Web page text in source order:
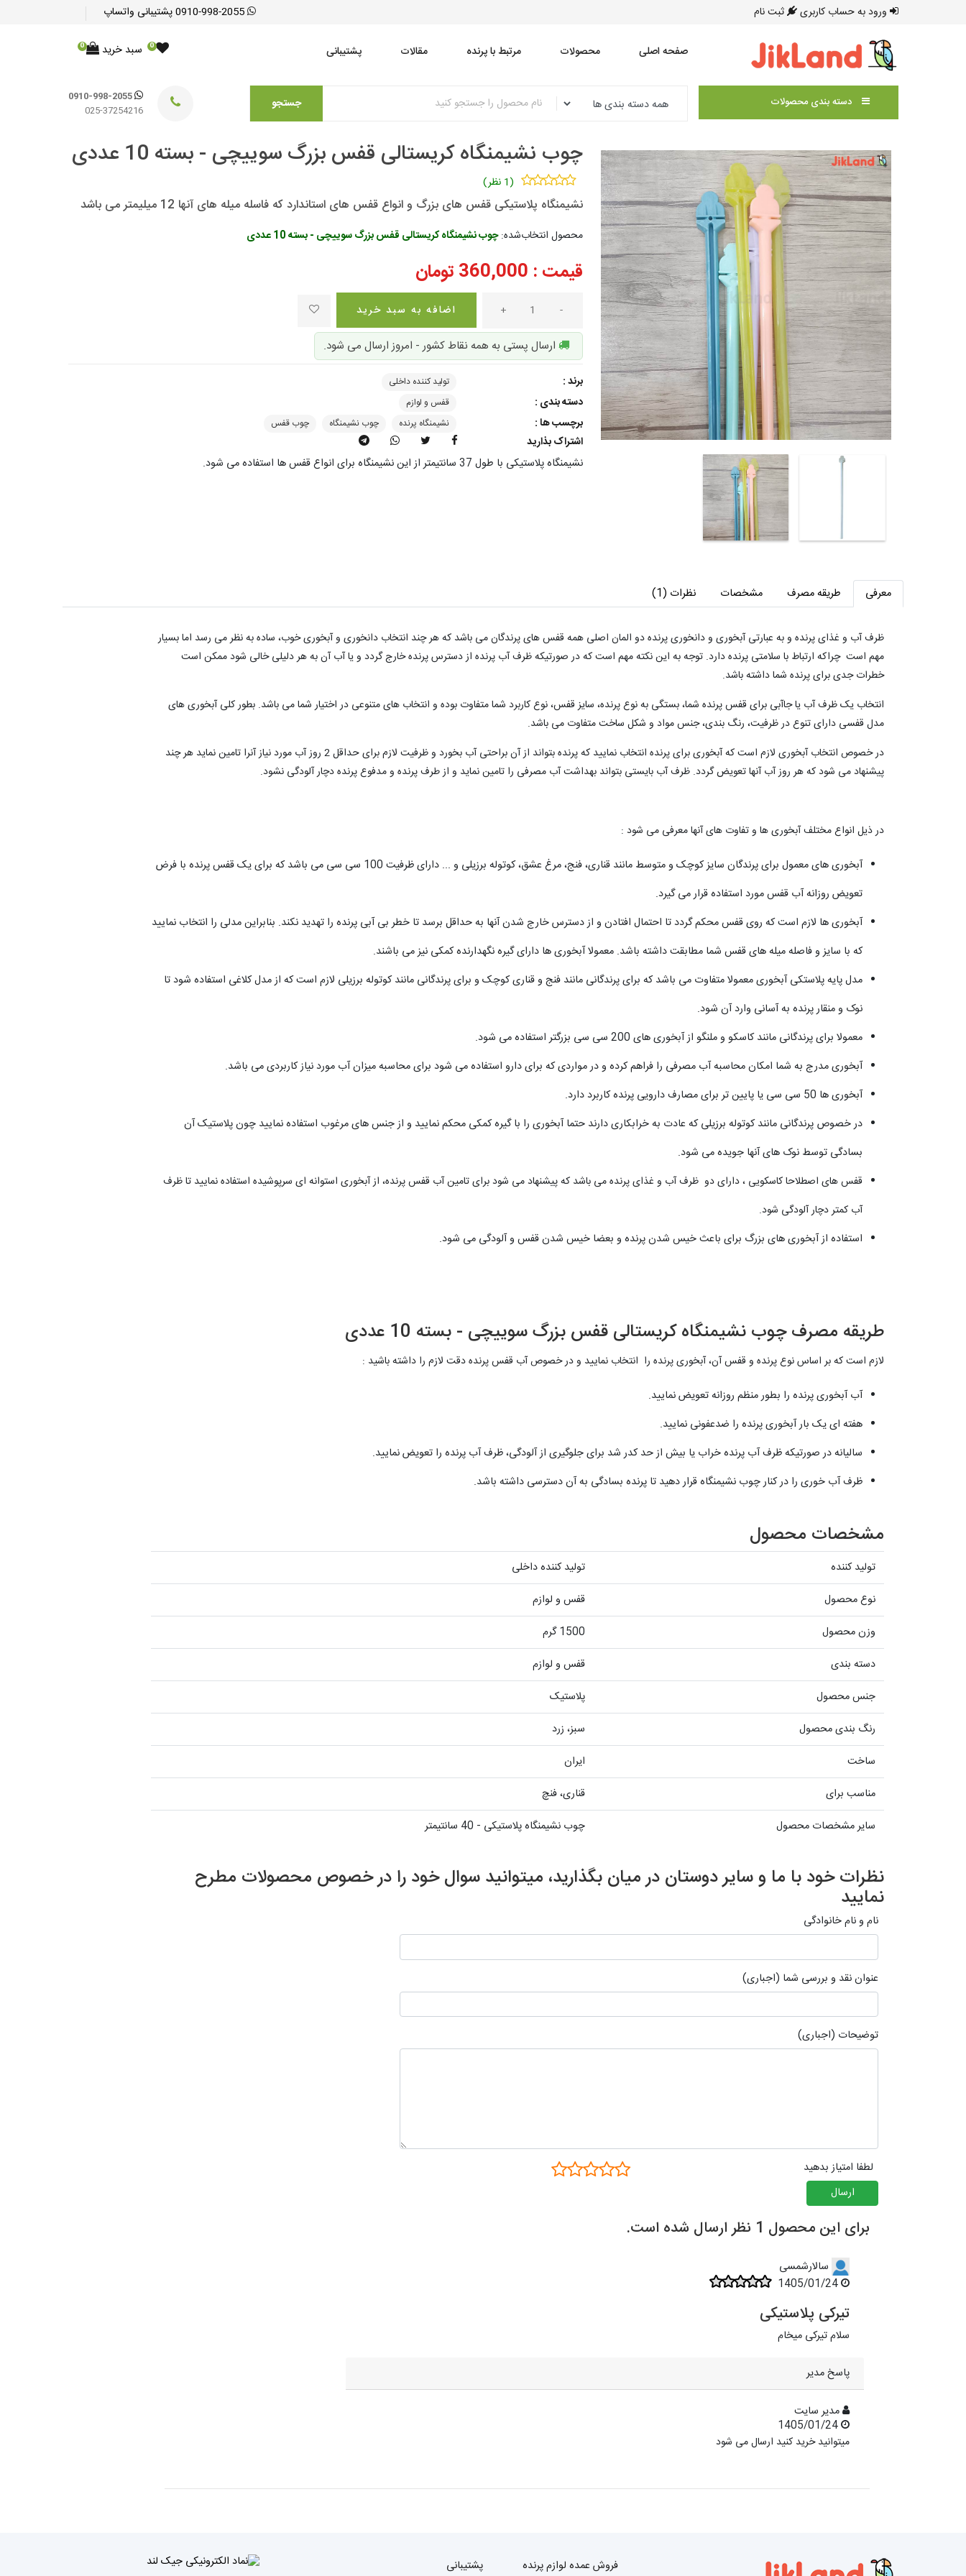
ورود به حساب کاربری ثبت نام 0910-998-2055پشتیبانی واتساپ
صفحه اصلی محصولات مرتبط با پرنده مقالات پشتیبانی 0 سبد خرید 0
دسته بندی محصولات جستجو
0910-998-2055
025-37254216
چوب نشیمنگاه کریستالی قفس بزرگ سوییچی - بسته 10 عددی
(1 نظر)
نشیمنگاه پلاستیکی قفس های بزرگ و انواع قفس های استاندارد که فاسله میله های آنها 12 میلیمتر می باشد
محصول انتخاب‌شده:چوب نشیمنگاه کریستالی قفس بزرگ سوییچی - بسته 10 عددی
قیمت : 360,000 تومان
-
+ اضافه به سبد خرید
ارسال پستی به همه نقاط کشور - امروز ارسال می شود.
برند : تولید کننده داخلی
دسته بندی : قفس و لوازم
برچسب ها : نشیمنگاه پرنده چوب نشیمنگاه چوب قفس
اشتراک بذارید
نشیمنگاه پلاستیکی با طول 37 سانتیمتر از این نشیمنگاه برای انواع قفس ها استفاده می شود.
معرفی طریقه مصرف مشخصات نظرات (1)
ظرف آب و غذای پرنده و به عبارتی آبخوری و دانخوری پرنده دو المان اصلی همه قفس های پرندگان می باشد که هر چند انتخاب دانخوری و آبخوری خوب، ساده به نظر می رسد اما بسیار
مهم است چراکه ارتباط با سلامتی پرنده دارد. توجه به این نکته مهم است که در صورتیکه ظرف آب پرنده از دسترس پرنده خارج گردد و یا آب آن به هر دلیلی خالی شود ممکن است
خطرات جدی برای پرنده شما داشته باشد.
انتخاب یک ظرف آب یا جاآبی برای قفس پرنده شما، بستگی به نوع پرنده، سایز قفس، نوع کاربرد شما متفاوت بوده و انتخاب های متنوعی در اختیار شما می باشد. بطور کلی آبخوری های
مدل قفسی دارای تنوع در ظرفیت، رنگ بندی، جنس مواد و شکل ساخت متفاوت می باشد.
در خصوص انتخاب آبخوری لازم است که آبخوری برای پرنده انتخاب نمایید که پرنده بتواند از آن براحتی آب بخورد و ظرفیت لازم برای حداقل 2 روز آب مورد نیاز آنرا تامین نماید هر چند
پیشنهاد می شود که هر روز آب آنها تعویض گردد. ظرف آب بایستی بتواند بهداشت آب مصرفی را تامین نماید و از طرف پرنده و مدفوع پرنده دچار آلودگی نشود.
در ذیل انواع مختلف آبخوری ها و تفاوت های آنها معرفی می شود :
آبخوری های معمول برای پرندگان سایز کوچک و متوسط مانند قناری، فنج، مرغ عشق، کوتوله برزیلی و ... دارای ظرفیت 100 سی سی می باشد که برای یک قفس پرنده با فرض
تعویض روزانه آب قفس مورد استفاده قرار می گیرد.
آبخوری ها لازم است که روی قفس محکم گردد تا احتمال افتادن و از دسترس خارج شدن آنها به حداقل برسد تا خطر بی آبی پرنده را تهدید نکند. بنابراین مدلی را انتخاب نمایید
که با سایز و فاصله میله های قفس شما مطابقت داشته باشد. معمولا آبخوری ها دارای گیره نگهدارنده کمکی نیز می باشند.
مدل پایه پلاستکی آبخوری معمولا متفاوت می باشد که برای پرندگانی مانند فنج و قناری کوچک و برای پرندگانی مانند کوتوله برزیلی لازم است که از مدل کلاغی استفاده شود تا
نوک و منقار پرنده به آسانی وارد آن شود.
معمولا برای پرندگانی مانند کاسکو و ملنگو از آبخوری های 200 سی سی بزرگتر استفاده می شود.
آبخوری مدرج به شما امکان محاسبه آب مصرفی را فراهم کرده و در مواردی که برای دارو استفاده می شود برای محاسبه میزان آب مورد نیاز کاربردی می باشد.
آبخوری ها 50 سی سی یا پایین تر برای مصارف دارویی پرنده کاربرد دارد.
در خصوص پرندگانی مانند کوتوله برزیلی که عادت به خرابکاری دارند حتما آبخوری را با گیره کمکی محکم نمایید و از جنس های مرغوب استفاده نمایید چون پلاستیک آن
بسادگی توسط نوک های آنها جویده می شود.
قفس های اصطلاحا کاسکویی ، دارای دو ظرف آب و غذای پرنده می باشد که پیشنهاد می شود برای تامین آب قفس پرنده، از آبخوری استوانه ای سرپوشیده استفاده نمایید تا ظرف
آب کمتر دچار آلودگی شود.
استفاده از آبخوری های بزرگ برای باعث خیس شدن پرنده و بعضا خیس شدن قفس و آلودگی می شود.
طریقه مصرف چوب نشیمنگاه کریستالی قفس بزرگ سوییچی - بسته 10 عددی
لازم است که بر اساس نوع پرنده و قفس آن، آبخوری پرنده را انتخاب نمایید و در خصوص آب قفس پرنده دقت لازم را داشته باشید :
آب آبخوری پرنده را بطور منظم روزانه تعویض نمایید.
هفته ای یک بار آبخوری پرنده را ضدعفونی نمایید.
سالیانه در صورتیکه ظرف آب پرنده خراب یا بیش از حد کدر شد برای جلوگیری از آلودگی، ظرف آب پرنده را تعویض نمایید.
ظرف آب خوری را در کنار چوب نشیمنگاه قرار دهید تا پرنده بسادگی به آن دسترسی داشته باشد.
مشخصات محصول
تولید کننده
تولید کننده داخلی
نوع محصول
قفس و لوازم
وزن محصول
1500 گرم
دسته بندی
قفس و لوازم
جنس محصول
پلاستیک
رنگ بندی محصول
سبز، زرد
ساخت
ایران
مناسب برای
قناری، فنچ
سایر مشخصات محصول
چوب نشیمنگاه پلاستیکی - 40 سانتیمتر
نظرات خود با ما و سایر دوستان در میان بگذارید، میتوانید سوال خود را در خصوص محصولات مطرح
نمایید
نام و نام خانوادگی
عنوان نقد و بررسی شما (اجباری)
توضیحات (اجباری)
لطفا امتیاز بدهید
ارسال
برای این محصول 1 نظر ارسال شده است.
سالارشمسی
تیرکی پلاستیکی
سلام تیرکی میخام
پاسخ مدیر
مدیر سایت
میتوانید خرید کنید ارسال می شود
فروش عمده لوازم پرنده پشتیبانی